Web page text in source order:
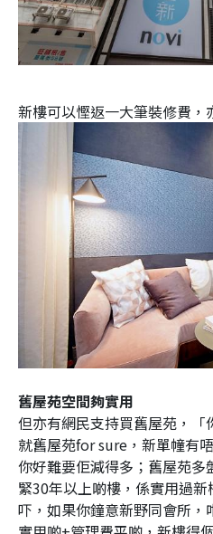
新樓可以慳返一大筆裝修費，
舊屋苑空間夠實用
但亦有網民支持買舊屋苑，
就舊屋苑for sure，新單幢有
你好難要佢減得多；舊屋苑
緊30年以上啲樓，係實用過
吓，如果你鐘意新野同會所，